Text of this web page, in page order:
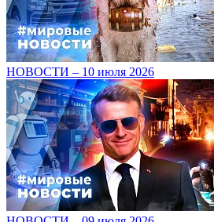
НОВОСТИ – 10 июля 2026